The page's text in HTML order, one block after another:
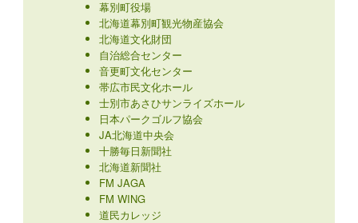
幕別町役場
北海道幕別町観光物産協会
北海道文化財団
自治総合センター
音更町文化センター
帯広市民文化ホール
士別市あさひサンライズホール
日本パークゴルフ協会
JA北海道中央会
十勝毎日新聞社
北海道新聞社
FM JAGA
FM WING
道民カレッジ